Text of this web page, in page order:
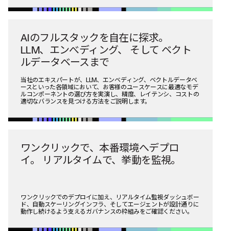
AIのフルスタックを自在に探求。
LLM、エンべディング、
そして ベクト
ルデータベースまで
当社のエキスパートが、LLM、エンベディング、ベクトルデータベ
ースといった各領域において、お客様のユースケースに最適なモデ
ルコンポーネントの選び方を実演し、精度、レイテンシ、コストの
適切なバランスを見つける方法をご説明します。
ワンクリックで、本番環境へデプロ
イ。
リアルタイムで、挙動を監視。
ワンクリックでのデプロイに加え、リアルタイム監視ダッシュボー
ド、自動スケーリングインフラ、そしてエージェントが設計通りに
動作し続けるよう支えるガバナンスの枠組みをご確認ください。